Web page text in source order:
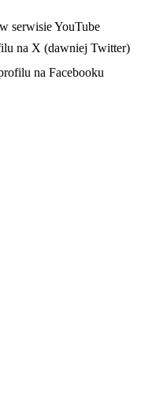
serwisie YouTube
na X (dawniej Twitter)
na Facebooku